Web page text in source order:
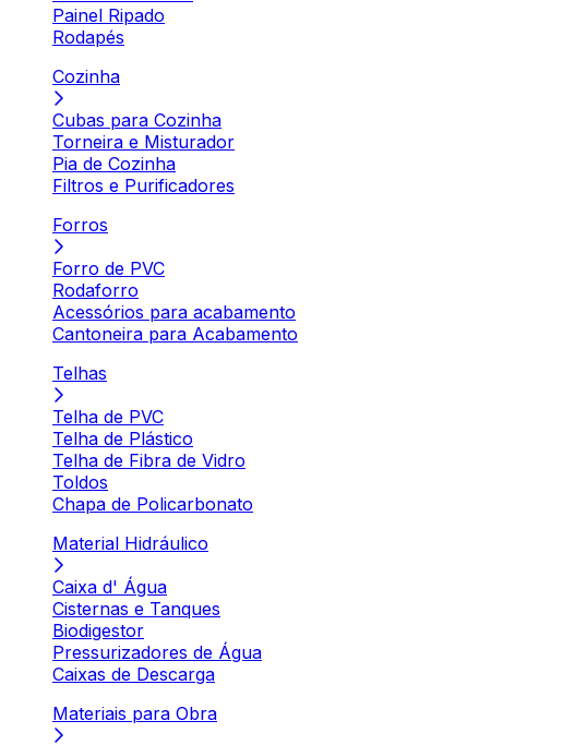
Painel Ripado
Rodapés
Cozinha
Cubas para Cozinha
Torneira e Misturador
Pia de Cozinha
Filtros e Purificadores
Forros
Forro de PVC
Rodaforro
Acessórios para acabamento
Cantoneira para Acabamento
Telhas
Telha de PVC
Telha de Plástico
Telha de Fibra de Vidro
Toldos
Chapa de Policarbonato
Material Hidráulico
Caixa d' Água
Cisternas e Tanques
Biodigestor
Pressurizadores de Água
Caixas de Descarga
Materiais para Obra